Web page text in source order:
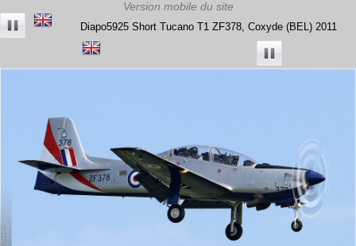
Diapo5925 Short Tucano T1 ZF378, Coxyde (BEL) 2011